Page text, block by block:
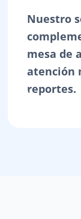
Nuestro
mesa de
atención
reportes.